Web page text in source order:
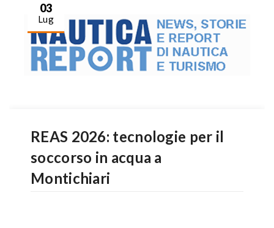
03
Lug
REAS 2026: tecnologie per il
soccorso in acqua a
Montichiari